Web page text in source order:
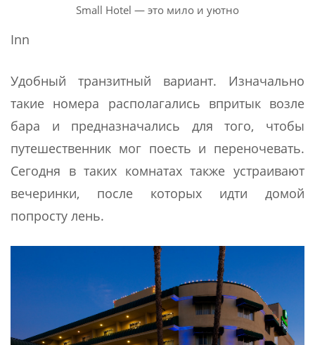
Small Hotel — это мило и уютно
Inn
Удобный транзитный вариант. Изначально
такие номера располагались впритык возле
бара и предназначались для того, чтобы
путешественник мог поесть и переночевать.
Сегодня в таких комнатах также устраивают
вечеринки, после которых идти домой
попросту лень.